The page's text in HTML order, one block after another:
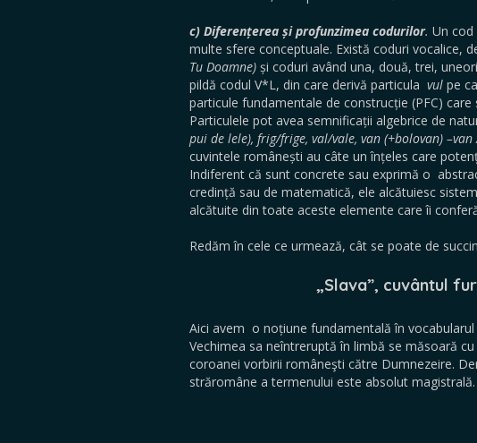
c) Diferențerea și profunzimea codurilor. Un
multe sfere conceptuale. Există coduri vocalice,
Tu Doamne) și coduri având una, două, trei,
pildă codul V*L, din care derivă particula vul pe
particule fundamentale de construcție (PFC)
Particulele pot avea semnificații algebrice de
pui de lele), frig/frige, val/vale, van (+bolovan)
cuvintele românești au câte un înțeles care
Indiferent că sunt concrete sau exprimă o
credință sau de matematică, ele alcătuiesc
alcătuite din toate aceste elemente care îi
Redăm în cele ce urmează, cât se poate de
„Slava”, cuvântul
Aici avem o noțiune fundamentală în
Vechimea sa neîntreruptă în limbă se măsoară
coroanei vorbirii româneşti către Dumnezeire.
străromâne a termenului este absolut